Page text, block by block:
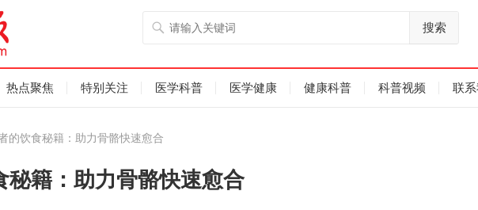
搜索
热点聚焦 特别关注 医学科普 医学健康 健康科普 科普视频 联
的饮食秘籍：助力骨骼快速愈合
秘籍：助力骨骼快速愈合